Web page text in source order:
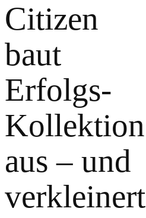
Citizen
baut
Erfolgs-
Kollektion
aus – und
verkleinert